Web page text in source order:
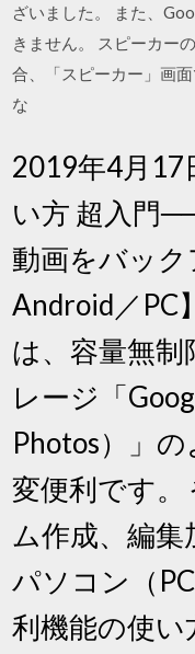
ざいました。 また、
きません。 スピーカー
合、「スピーカー」画
な
2019年4月17
い方 超入門
動画をバッ
Android／PC
は、容量無制
レージ「
Photos）」
変便利です。
ム作成、編集
パソコン（
利機能の使